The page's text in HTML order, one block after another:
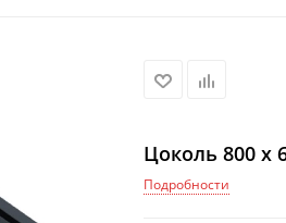
Цоколь 800 x
Подробности